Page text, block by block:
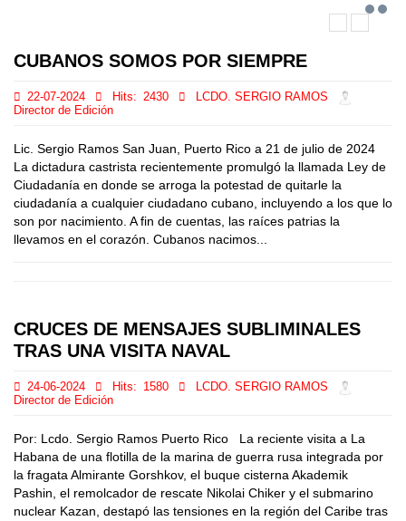
CUBANOS SOMOS POR SIEMPRE
22-07-2024 Hits: 2430
LCDO. SERGIO RAMOS
Director de Edición
Lic. Sergio Ramos San Juan, Puerto Rico a 21 de julio de 2024
La dictadura castrista recientemente promulgó la llamada Ley de
Ciudadanía en donde se arroga la potestad de quitarle la
ciudadanía a cualquier ciudadano cubano, incluyendo a los que lo
son por nacimiento. A fin de cuentas, las raíces patrias la
llevamos en el corazón. Cubanos nacimos...
CRUCES DE MENSAJES SUBLIMINALES
TRAS UNA VISITA NAVAL
24-06-2024 Hits: 1580
LCDO. SERGIO RAMOS
Director de Edición
Por: Lcdo. Sergio Ramos Puerto Rico La reciente visita a La
Habana de una flotilla de la marina de guerra rusa integrada por
la fragata Almirante Gorshkov, el buque cisterna Akademik
Pashin, el remolcador de rescate Nikolai Chiker y el submarino
nuclear Kazan, destapó las tensiones en la región del Caribe tras